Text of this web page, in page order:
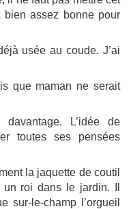
bien assez bonne pour
usée au coude. J’ai
que maman ne serait
L’idée de
toutes ses pensées
la jaquette de coutil
roi dans le jardin. Il
le-champ l’orgueil